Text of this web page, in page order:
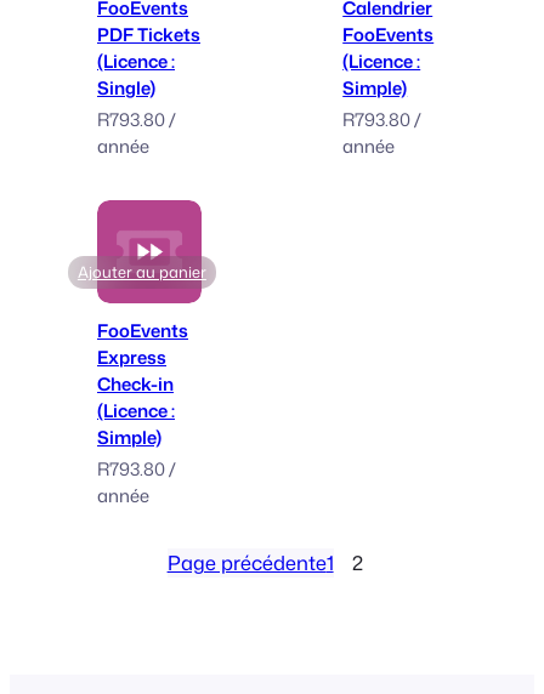
FooEvents
PDF Tickets
(Licence :
Single)
R793.80/
année
Calendrier
FooEvents
(Licence :
Simple)
R793.80/
année
Ajouter au panier
FooEvents
Express
Check-in
(Licence :
Simple)
R793.80/
année
Page précédente1 2